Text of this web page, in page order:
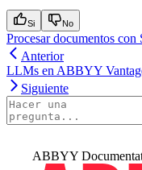
Si No
Procesar documentos con
Anterior
LLMs en ABBYY
Siguiente
ABBYY